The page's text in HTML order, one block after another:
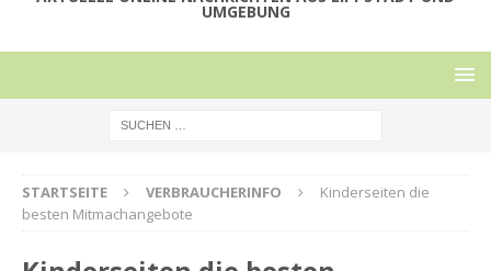
UMGEBUNG
STARTSEITE VERBRAUCHERINFO
Kinderseiten die
besten Mitmachangebote